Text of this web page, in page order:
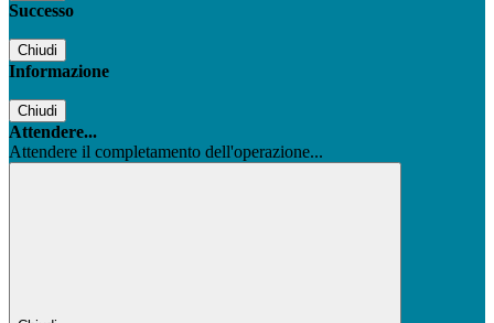
Successo
Chiudi
Informazione
Chiudi
Attendere...
Attendere il completamento dell'operazione...